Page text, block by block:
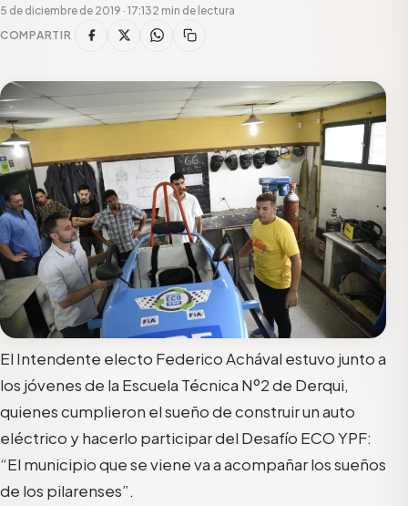
5 de diciembre de 2019 · 17:132 min de lectura
COMPARTIR
El Intendente electo Federico Achával estuvo junto a
los jóvenes de la Escuela Técnica Nº2 de Derqui,
quienes cumplieron el sueño de construir un auto
eléctrico y hacerlo participar del Desafío ECO YPF:
“El municipio que se viene va a acompañar los sueños
de los pilarenses”.